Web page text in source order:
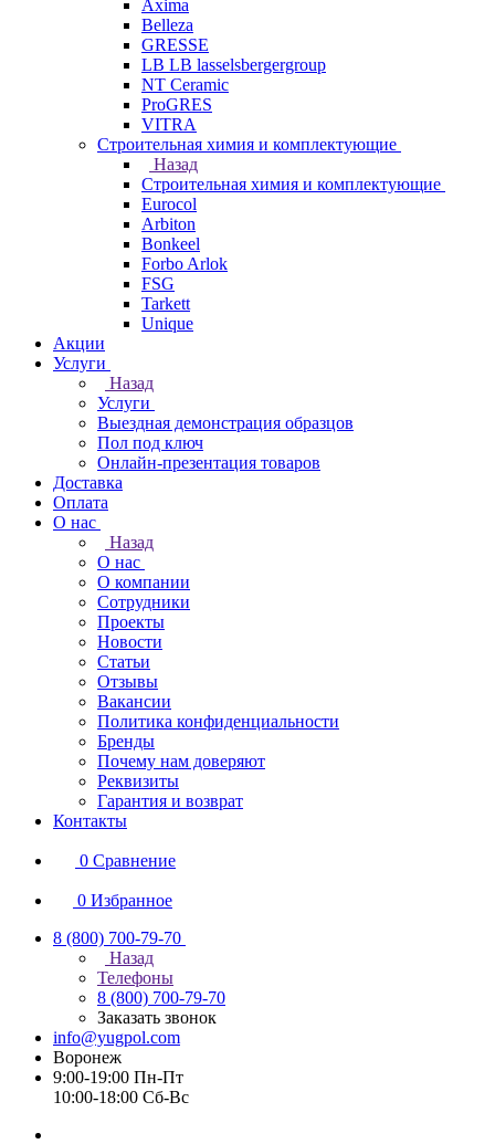
Axima
Belleza
GRESSE
LB LB lasselsbergergroup
NT Ceramic
ProGRES
VITRA
Строительная химия и комплектующие
Назад
Строительная химия и комплектующие
Eurocol
Arbiton
Bonkeel
Forbo Arlok
FSG
Tarkett
Unique
Акции
Услуги
Назад
Услуги
Выездная демонстрация образцов
Пол под ключ
Онлайн-презентация товаров
Доставка
Оплата
О нас
Назад
О нас
О компании
Сотрудники
Проекты
Новости
Статьи
Отзывы
Вакансии
Политика конфиденциальности
Бренды
Почему нам доверяют
Реквизиты
Гарантия и возврат
Контакты
0 Сравнение
0 Избранное
8 (800) 700-79-70
Назад
Телефоны
8 (800) 700-79-70
Заказать звонок
info@yugpol.com
Воронеж
9:00-19:00 Пн-Пт
10:00-18:00 Cб-Вс